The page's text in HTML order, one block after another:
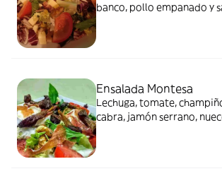
banco, pollo empanado y
Ensalada Montesa
Lechuga, tomate,
cabra, jamón serrano,